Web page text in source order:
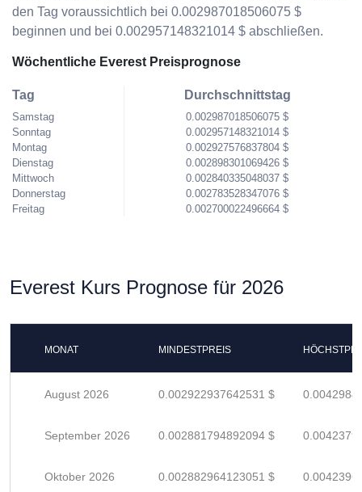
den Tag voraussichtlich bei 0.002987018506075 $
beginnen und bei 0.002957148321014 $ abschließen.
Wöchentliche Everest Preisprognose
Tag
Samstag
Sonntag
Montag
Dienstag
Mittwoch
Donnerstag
Freitag
Durchschnittstag
0.002987018506075 $
0.002957148321014 $
0.002927576837804 $
0.002898301069426 $
0.002840335048037 $
0.002783528347076 $
0.002700022496664 $
Everest Kurs Prognose für 2026
MONAT MINDESTPREIS
August 2026 0.002922937642531 $
September 2026 0.002881794892094 $
Oktober 2026 0.002882964123051 $